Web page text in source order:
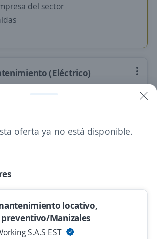
del sector
(Eléctrico)
del sector
oferta ya no está disponible.
locativo,
Manizales
S.A.S EST